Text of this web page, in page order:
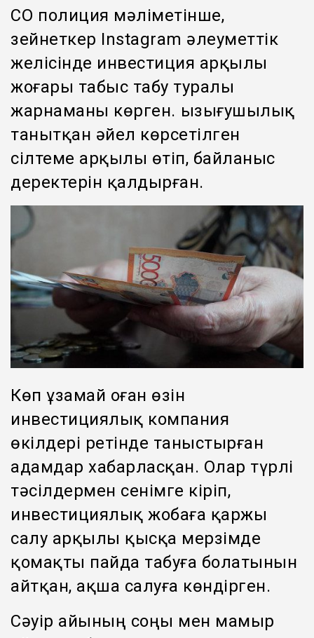
СҚО полиция мәліметінше,
зейнеткер Instagram әлеуметтік
желісінде инвестиция арқылы
жоғары табыс табу туралы
жарнаманы көрген. Қызығушылық
танытқан әйел көрсетілген
сілтеме арқылы өтіп, байланыс
деректерін қалдырған.
Көп ұзамай оған өзін
инвестициялық компания
өкілдері ретінде таныстырған
адамдар хабарласқан. Олар түрлі
тәсілдермен сенімге кіріп,
инвестициялық жобаға қаржы
салу арқылы қысқа мерзімде
қомақты пайда табуға болатынын
айтқан, ақша салуға көндірген.
Сәуір айының соңы мен мамыр